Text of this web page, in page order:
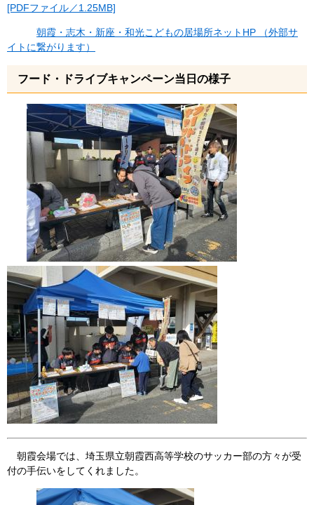
[PDFファイル／1.25MB]
朝霞・志木・新座・和光こどもの居場所ネットHP （外部サ
イトに繋がります）
フード・ドライブキャンペーン当日の様子
朝霞会場では、埼玉県立朝霞西高等学校のサッカー部の方々が受
付の手伝いをしてくれました。